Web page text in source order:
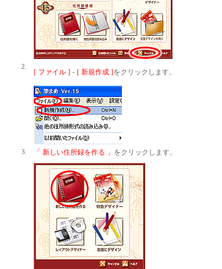
2.
[ ファイル ] - [ 新規作成 ] をクリックします。
3. 「 新しい住所録を作る 」 をクリックします。